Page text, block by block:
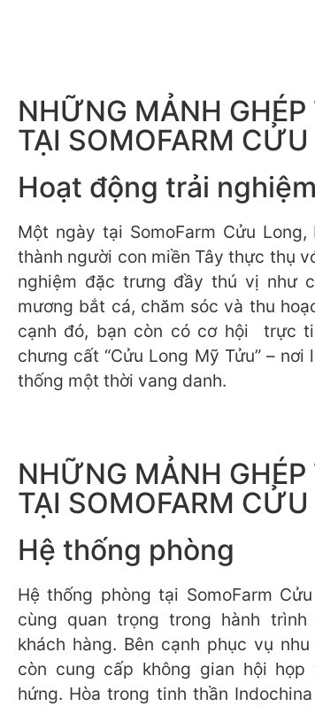
NHỮNG MẢNH GHÉP
TẠI SOMOFARM CỬU
Hoạt động trải nghiệm
Một ngày tại SomoFarm Cửu
thành người con miền Tây thực thụ
nghiệm đặc trưng đầy thú vị như
mương bắt cá, chăm sóc và thu
cạnh đó, bạn còn có cơ hội trực
chưng cất “Cửu Long Mỹ Tửu” –
thống một thời vang danh.
NHỮNG MẢNH GHÉP
TẠI SOMOFARM CỬU
Hệ thống phòng
Hệ thống phòng tại SomoFarm
cùng quan trọng trong hành
khách hàng. Bên cạnh phục vụ
còn cung cấp không gian hội
hứng. Hòa trong tinh thần